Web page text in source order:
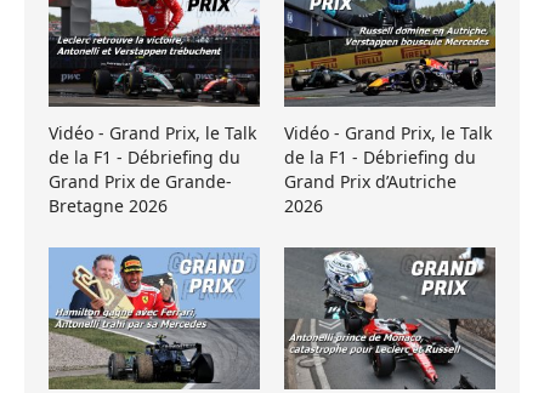
Vidéo - Grand Prix, le Talk
de la F1 - Débriefing du
Grand Prix de Grande-
Bretagne 2026
Vidéo - Grand Prix, le Talk
de la F1 - Débriefing du
Grand Prix d’Autriche
2026